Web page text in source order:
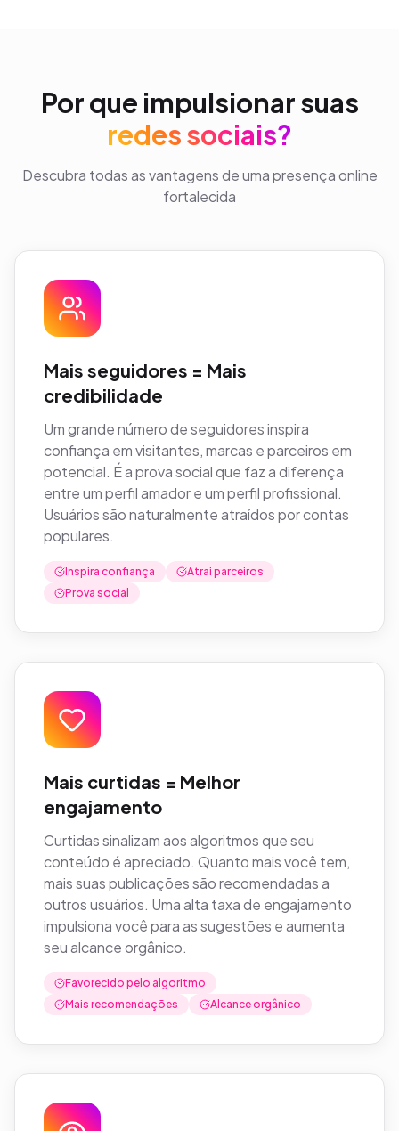
Por que impulsionar suas
redes sociais?
Descubra todas as vantagens de uma presença online
fortalecida
Mais seguidores = Mais
credibilidade
Um grande número de seguidores inspira
confiança em visitantes, marcas e parceiros em
potencial. É a prova social que faz a diferença
entre um perfil amador e um perfil profissional.
Usuários são naturalmente atraídos por contas
populares.
Inspira confiança
Atrai parceiros
Prova social
Mais curtidas = Melhor
engajamento
Curtidas sinalizam aos algoritmos que seu
conteúdo é apreciado. Quanto mais você tem,
mais suas publicações são recomendadas a
outros usuários. Uma alta taxa de engajamento
impulsiona você para as sugestões e aumenta
seu alcance orgânico.
Favorecido pelo algoritmo
Mais recomendações
Alcance orgânico